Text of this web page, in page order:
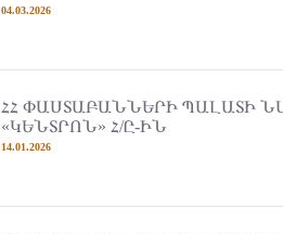
04.03.2026
ՀՀ ՓԱՍՏԱԲԱՆՆԵՐԻ ՊԱԼԱՏԻ
«ԿԵՆՏՐՈՆ» Հ/Ը-ԻՆ
14.01.2026